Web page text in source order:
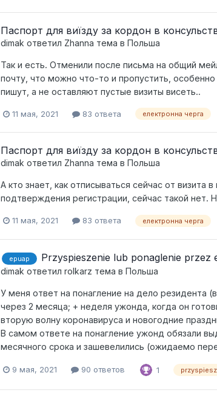
Паспорт для виїзду за кордон в
dimak ответил Zhanna тема в Польша
Так и есть. Отменили после письма на общий
почту, что можно что-то и пропустить,
пишут, а не оставляют пустые визиты висеть..
11 мая, 2021 83 ответа електронна черга
Паспорт для виїзду за кордон в
dimak ответил Zhanna тема в Польша
А кто знает, как отписываться сейчас от визита
подтверждения регистрации, сейчас такой
11 мая, 2021 83 ответа електронна черга
epuap Przyspieszenie lub ponaglenie przez
dimak ответил rolkarz тема в Польша
У меня ответ на понагление на дело резидента
через 2 месяца; + неделя ужонда, когда он
вторую волну коронавируса и новогодние
В самом ответе на понагление ужонд обязали
месячного срока и зашевелились (ожидаемо
9 мая, 2021 90 ответов 1